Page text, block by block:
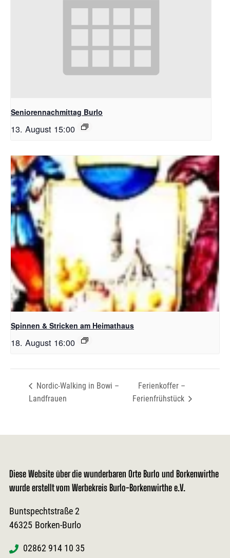
Seniorennachmittag Burlo
13. August 15:00
Spinnen & Stricken am Heimathaus
18. August 16:00
Nordic-Walking in Bowi –
Landfrauen
Ferienkoffer –
Ferienfrühstück
Diese Website über die wunderbaren Orte Burlo und Borkenwirthe
wurde erstellt vom Werbekreis Burlo-Borkenwirthe e.V.
Buntspechtstraße 2
46325 Borken-Burlo
02862 914 10 35